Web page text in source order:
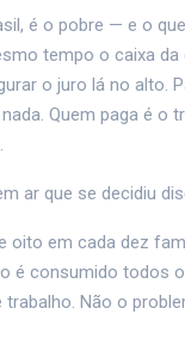
é o pobre — e o
tempo o caixa
o juro lá no alto.
Quem paga é o
ar que se decidiu
oito em cada dez
é consumido todos
Não o